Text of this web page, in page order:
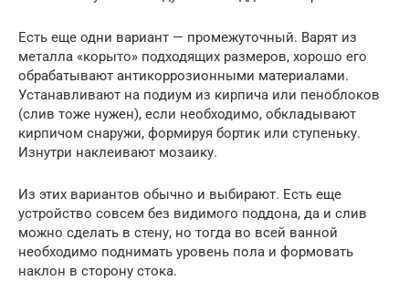
Есть еще одни вариант — промежуточный. Варят из
металла «корыто» подходящих размеров, хорошо его
обрабатывают антикоррозионными материалами.
Устанавливают на подиум из кирпича или пеноблоков
(слив тоже нужен), если необходимо, обкладывают
кирпичом снаружи, формируя бортик или ступеньку.
Изнутри наклеивают мозаику.
Из этих вариантов обычно и выбирают. Есть еще
устройство совсем без видимого поддона, да и слив
можно сделать в стену, но тогда во всей ванной
необходимо поднимать уровень пола и формовать
наклон в сторону стока.